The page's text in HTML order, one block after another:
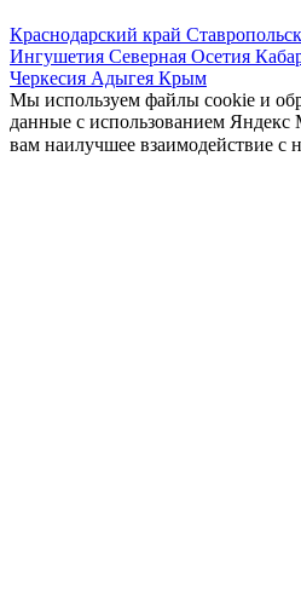
Краснодарский край
Ингушетия Северная Осетия
Черкесия Адыгея Крым
Мы используем файлы cookie и
данные с использованием Яндекс
вам наилучшее взаимодействие с